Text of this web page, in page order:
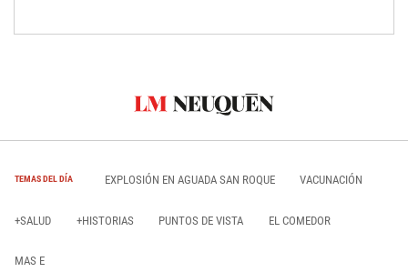
TEMAS DEL DÍA EXPLOSIÓN EN AGUADA SAN ROQUE VACUNACIÓN
+SALUD +HISTORIAS PUNTOS DE VISTA EL COMEDOR
MAS E